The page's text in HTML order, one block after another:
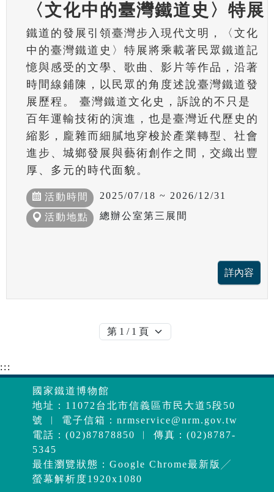
〈文化中的臺灣鐵道史〉特展
鐵道的發展引領臺灣步入現代文明，〈文化
中的臺灣鐵道史〉特展將乘載著民眾鐵道記
憶與感受的文學、歌曲、影片等作品，沿著
時間線鋪陳，以民眾的角度述說臺灣鐵道發
展歷程。 臺灣鐵道文化史，訴說的不只是
百年運輸技術的演進，也是臺灣近代歷史的
縮影，龐雜而細膩地穿梭於產業轉型、社會
進步、城鄉發展與藝術創作之間，交織出豐
厚、多元的時代面貌。
活動時間 2025/07/18 ~ 2026/12/31
活動地點 總辦公室第三展間
:::
國家鐵道博物館
地址：11072台北市信義區市民大道5段50
號 ︱ 電子信箱： nrmservice@nrm.gov.tw
電話：(02)87878850 ︱ 傳真：(02)8787-
5345
最佳瀏覽狀態：Google Chrome最新版╱
螢幕解析度1920x1080